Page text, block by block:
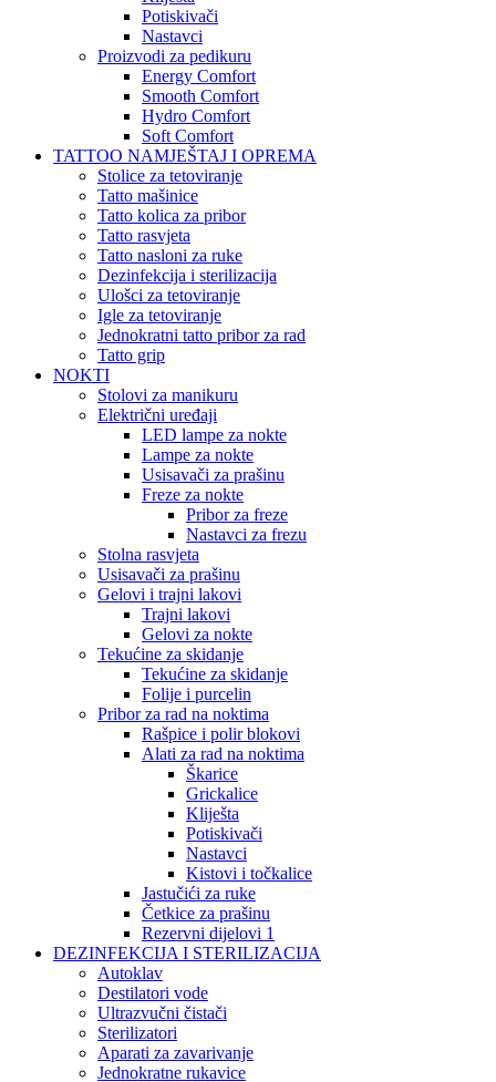
Potiskivači
Nastavci
Proizvodi za pedikuru
Energy Comfort
Smooth Comfort
Hydro Comfort
Soft Comfort
TATTOO NAMJEŠTAJ I OPREMA
Stolice za tetoviranje
Tatto mašinice
Tatto kolica za pribor
Tatto rasvjeta
Tatto nasloni za ruke
Dezinfekcija i sterilizacija
Ulošci za tetoviranje
Igle za tetoviranje
Jednokratni tatto pribor za rad
Tatto grip
NOKTI
Stolovi za manikuru
Električni uređaji
LED lampe za nokte
Lampe za nokte
Usisavači za prašinu
Freze za nokte
Pribor za freze
Nastavci za frezu
Stolna rasvjeta
Usisavači za prašinu
Gelovi i trajni lakovi
Trajni lakovi
Gelovi za nokte
Tekućine za skidanje
Tekućine za skidanje
Folije i purcelin
Pribor za rad na noktima
Rašpice i polir blokovi
Alati za rad na noktima
Škarice
Grickalice
Kliješta
Potiskivači
Nastavci
Kistovi i točkalice
Jastučići za ruke
Četkice za prašinu
Rezervni dijelovi 1
DEZINFEKCIJA I STERILIZACIJA
Autoklav
Destilatori vode
Ultrazvučni čistači
Sterilizatori
Aparati za zavarivanje
Jednokratne rukavice